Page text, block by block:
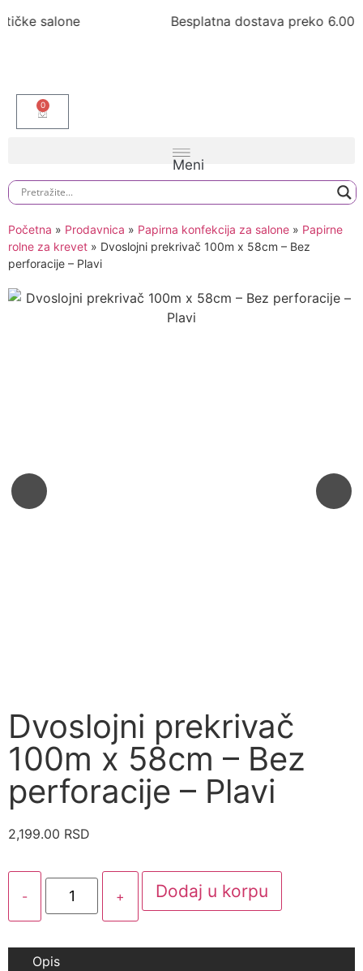
Besplatna dostava preko 6.000rsd
0
Početna » Prodavnica » Papirna konfekcija za salone » Papirne
rolne za krevet » Dvoslojni prekrivač 100m x 58cm – Bez
perforacije – Plavi
Dvoslojni prekrivač
100m x 58cm – Bez
perforacije – Plavi
2,199.00 RSD
- + Dodaj u korpu
Opis